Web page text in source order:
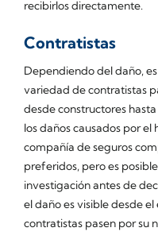
recibirlos directamente.
Contratistas
Dependiendo del daño,
variedad de contratistas
desde constructores
los daños causados por el
compañía de seguros
preferidos, pero es
investigación antes de
el daño es visible desde
contratistas pasen por su